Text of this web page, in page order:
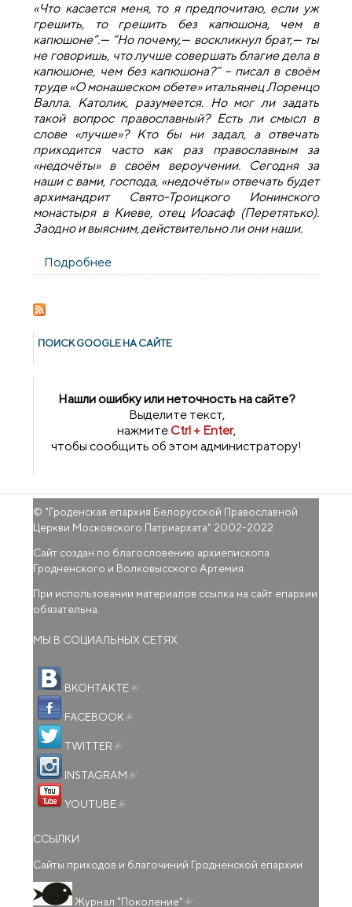
«Что касается меня, то я предпочитаю, если уж
грешить, то грешить без капюшона, чем в
капюшоне”.— “Но почему,— воскликнул брат,— ты
не говоришь, что лучше совершать благие дела в
капюшоне, чем без капюшона?” – писал в своём
труде «О монашеском обете» итальянец Лоренцо
Валла. Католик, разумеется. Но мог ли задать
такой вопрос православный? Есть ли смысл в
слове «лучше»? Кто бы ни задал, а отвечать
приходится часто как раз православным за
«недочёты» в своём вероучении. Сегодня за
наши с вами, господа, «недочёты» отвечать будет
архимандрит Свято-Троицкого Ионинского
монастыря в Киеве, отец Иоасаф (Перетятько).
Заодно и выясним, действительно ли они наши.
Подробнее
ПОИСК GOОGLE НА САЙТЕ
Нашли ошибку или неточность на сайте?
Выделите текст,
нажмитеCtrl + Enter,
чтобы сообщить об этом администратору!
© "Гроденская епархия Белорусской Православной
Церкви Московского Патриархата" 2002-2022
Сайт создан по благословению архиепископа
Гродненского и Волковысского Артемия.
При использовании материалов ссылка на сайт епархии
обязательна.
МЫ В СОЦИАЛЬНЫХ СЕТЯХ
ВКОНТАКТЕ
FACEBOOK
TWITTER
INSTAGRAM
YOUTUBE
ССЫЛКИ
Сайты приходов и благочиний Гродненской епархии
Журнал "Поколение"